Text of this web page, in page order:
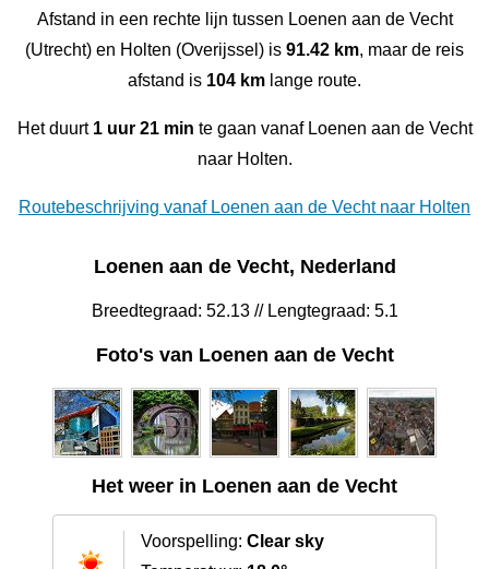
Afstand in een rechte lijn tussen Loenen aan de Vecht
(Utrecht) en Holten (Overijssel) is 91.42 km, maar de reis
afstand is 104 km lange route.
Het duurt 1 uur 21 min te gaan vanaf Loenen aan de Vecht
naar Holten.
Routebeschrijving vanaf Loenen aan de Vecht naar Holten
Loenen aan de Vecht, Nederland
Breedtegraad: 52.13 // Lengtegraad: 5.1
Foto's van Loenen aan de Vecht
Het weer in Loenen aan de Vecht
Voorspelling: Clear sky